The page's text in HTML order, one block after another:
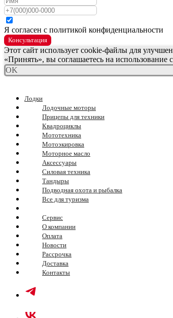
Я согласен с политикой конфиденциальности
Консультация
Этот сайт использует cookie-файлы для
«Принять», вы соглашаетесь на использование
OK
Лодки
Лодочные моторы
Прицепы для техники
Квадроциклы
Мототехника
Мотоэкировка
Моторное масло
Аксессуары
Силовая техника
Тандыры
Подводная охота и рыбалка
Все для туризма
Сервис
О компании
Оплата
Новости
Рассрочка
Доставка
Контакты